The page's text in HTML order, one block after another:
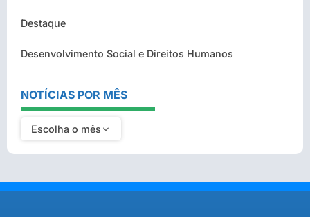
Destaque
Desenvolvimento Social e Direitos Humanos
NOTÍCIAS POR MÊS
Escolha o mês